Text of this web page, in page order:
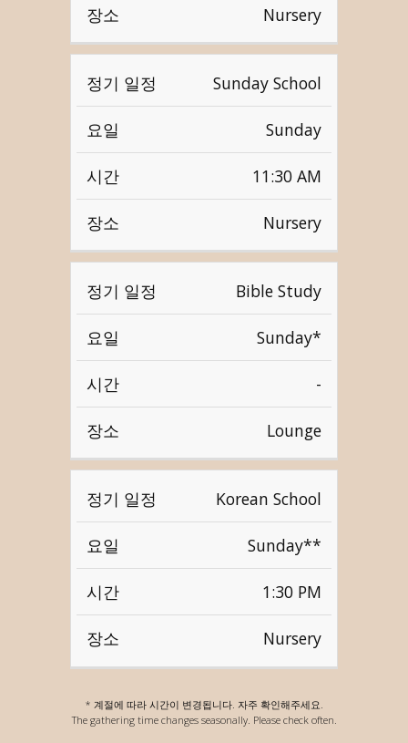
Nursery
Sunday School
Sunday
11:30 AM
Nursery
Bible Study
Sunday*
-
Lounge
Korean School
Sunday**
1:30 PM
Nursery
* 계절에 따라 시간이 변경됩니다. 자주 확인해주세요.
The gathering time changes seasonally. Please check often.